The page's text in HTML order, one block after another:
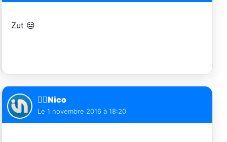
Zut 😑
🏄🏽Nico
Le 1 novembre 2016 à 18:20